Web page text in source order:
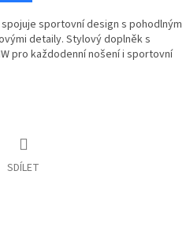
sportovní design s pohodlným
detaily. Stylový doplněk s
pro každodenní nošení i sportovní
SDÍLET